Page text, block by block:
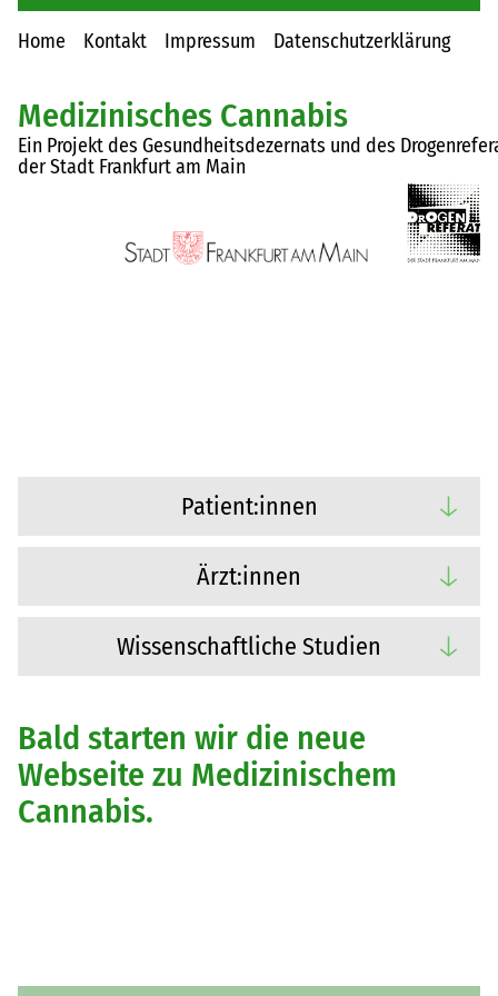
Home Kontakt Impressum Datenschutzerklärung
Medizinisches Cannabis
Ein Projekt des Gesundheitsdezernats und des
der Stadt Frankfurt am Main
Patient:innen
Ärzt:innen
Wissenschaftliche Studien
Bald starten wir die neue
Webseite zu Medizinischem
Cannabis.